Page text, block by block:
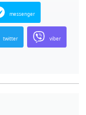
messenger
twitter viber